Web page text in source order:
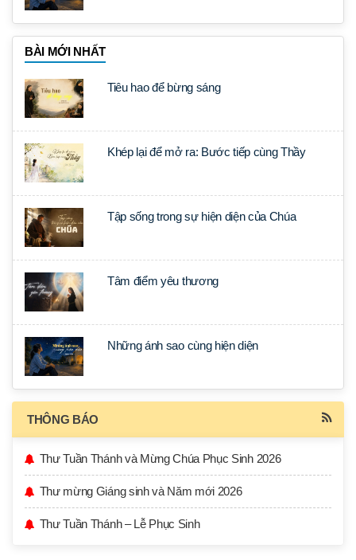
BÀI MỚI NHẤT
Tiêu hao để bừng sáng
Khép lại để mở ra: Bước tiếp cùng Thầy
Tập sống trong sự hiện diện của Chúa
Tâm điểm yêu thương
Những ánh sao cùng hiện diện
THÔNG BÁO
Thư Tuần Thánh và Mừng Chúa Phục Sinh 2026
Thư mừng Giáng sinh và Năm mới 2026
Thư Tuần Thánh – Lễ Phục Sinh